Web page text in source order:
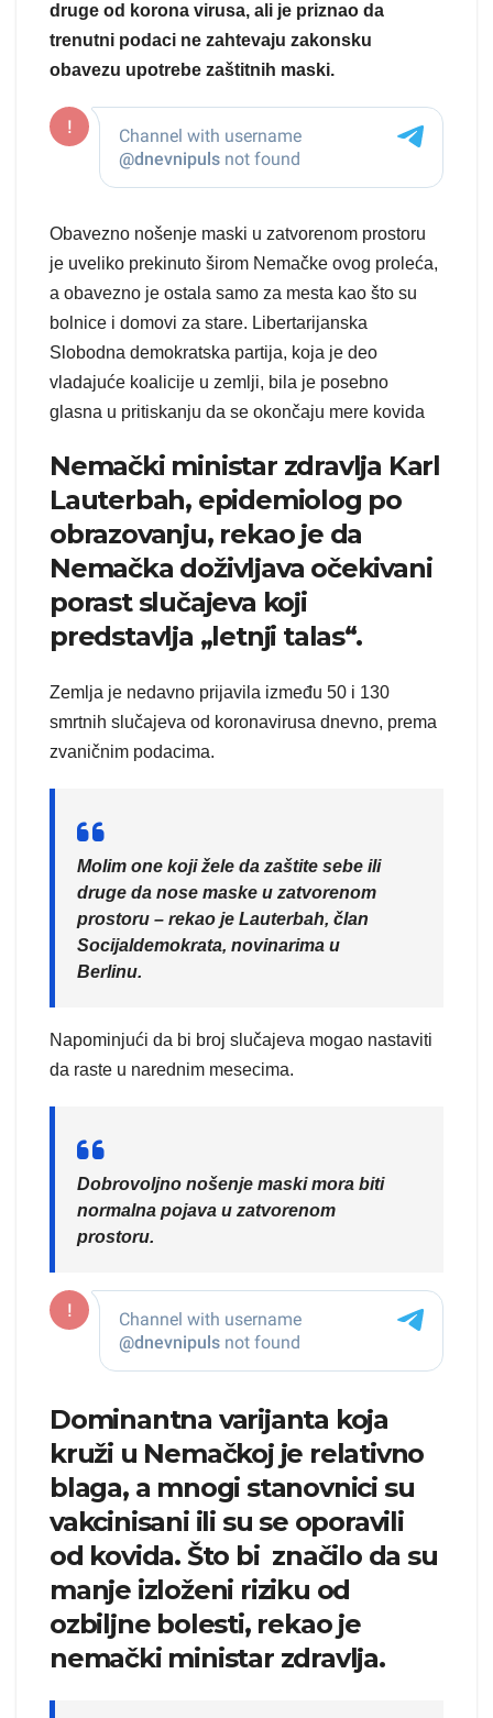
druge od korona virusa, ali je priznao da
trenutni podaci ne zahtevaju zakonsku
obavezu upotrebe zaštitnih maski.
Obavezno nošenje maski u zatvorenom prostoru
je uveliko prekinuto širom Nemačke ovog proleća,
a obavezno je ostala samo za mesta kao što su
bolnice i domovi za stare. Libertarijanska
Slobodna demokratska partija, koja je deo
vladajuće koalicije u zemlji, bila je posebno
glasna u pritiskanju da se okončaju mere kovida
Nemački ministar zdravlja Karl
Lauterbah, epidemiolog po
obrazovanju, rekao je da
Nemačka doživljava očekivani
porast slučajeva koji
predstavlja „letnji talas“.
Zemlja je nedavno prijavila između 50 i 130
smrtnih slučajeva od koronavirusa dnevno, prema
zvaničnim podacima.
Molim one koji žele da zaštite sebe ili
druge da nose maske u zatvorenom
prostoru – rekao je Lauterbah, član
Socijaldemokrata, novinarima u
Berlinu.
Napominjući da bi broj slučajeva mogao nastaviti
da raste u narednim mesecima.
Dobrovoljno nošenje maski mora biti
normalna pojava u zatvorenom
prostoru.
Dominantna varijanta koja
kruži u Nemačkoj je relativno
blaga, a mnogi stanovnici su
vakcinisani ili su se oporavili
od kovida. Što bi značilo da su
manje izloženi riziku od
ozbiljne bolesti, rekao je
nemački ministar zdravlja.